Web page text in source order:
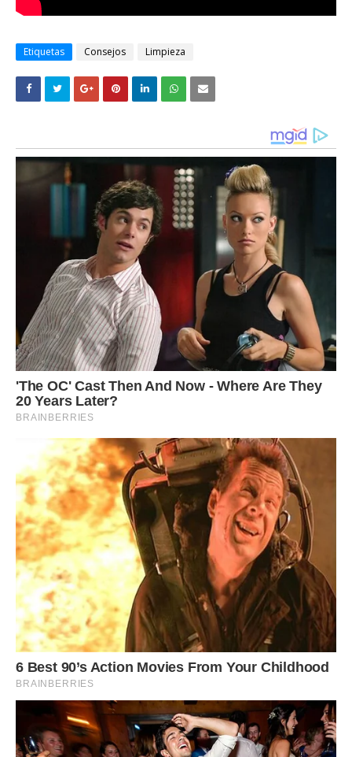
Etiquetas Consejos Limpieza